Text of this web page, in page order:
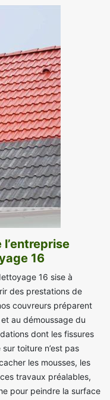
16
16 sise à
des prestations de
couvreurs préparent
au démoussage du
dont les fissures
toiture n’est pas
les mousses, les
travaux préalables,
pour peindre la surface